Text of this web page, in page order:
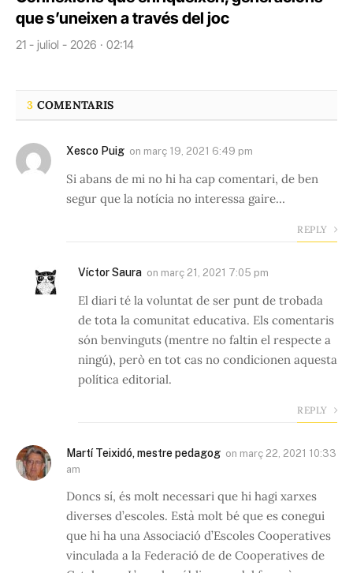
que s’uneixen a través del joc
21 - juliol - 2026 · 02:14
3 COMENTARIS
Xesco Puig on març 19, 2021 6:49 pm
Si abans de mi no hi ha cap comentari, de ben
segur que la notícia no interessa gaire…
REPLY
Víctor Saura on març 21, 2021 7:05 pm
El diari té la voluntat de ser punt de trobada
de tota la comunitat educativa. Els comentaris
són benvinguts (mentre no faltin el respecte a
ningú), però en tot cas no condicionen aquesta
política editorial.
REPLY
Martí Teixidó, mestre pedagog on març 22, 2021 10:33
am
Doncs sí, és molt necessari que hi hagi xarxes
diverses d’escoles. Està molt bé que es conegui
que hi ha una Associació d’Escoles Cooperatives
vinculada a la Federació de de Cooperatives de